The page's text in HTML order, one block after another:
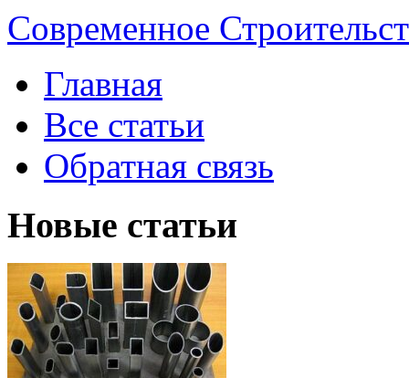
Современное
Главная
Все статьи
Обратная связь
Новые статьи